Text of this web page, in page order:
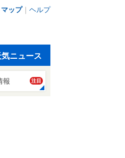
ップ｜ ヘルプ
気ニュース
報 注目